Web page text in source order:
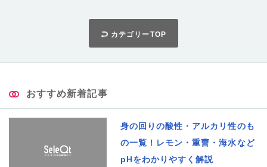
カテゴリーTOP
おすすめ新着記事
身の回りの酸性・アルカリ性のも
の一覧！レモン・重曹・海水など
pHをわかりやすく解説